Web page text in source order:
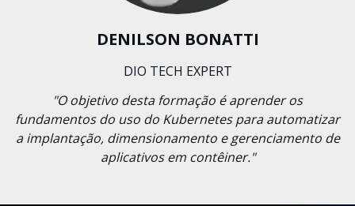
DENILSON BONATTI
DIO TECH EXPERT
"O objetivo desta formação é aprender os
fundamentos do uso do Kubernetes para automatizar
a implantação, dimensionamento e gerenciamento de
aplicativos em contêiner."